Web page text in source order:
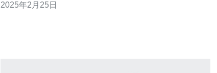
务提供商是至关重要的，特别是当企业需要在新加坡这个
2025年2月25日